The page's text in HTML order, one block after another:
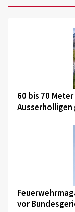
60 bis 70
vor